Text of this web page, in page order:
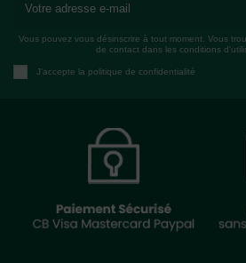
Vous pouvez vous désinscrire à tout moment. Vous
de contact dans les conditions
J'accepte la politique de confidentialité